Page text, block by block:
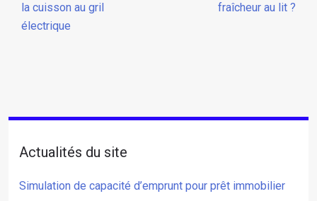
la cuisson au gril
électrique
fraîcheur au lit ?
Actualités du site
Simulation de capacité d’emprunt pour prêt immobilier